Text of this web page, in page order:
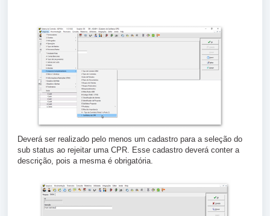
Deverá ser realizado pelo menos um cadastro para a seleção do
sub status ao rejeitar uma CPR. Esse cadastro deverá conter a
descrição, pois a mesma é obrigatória.